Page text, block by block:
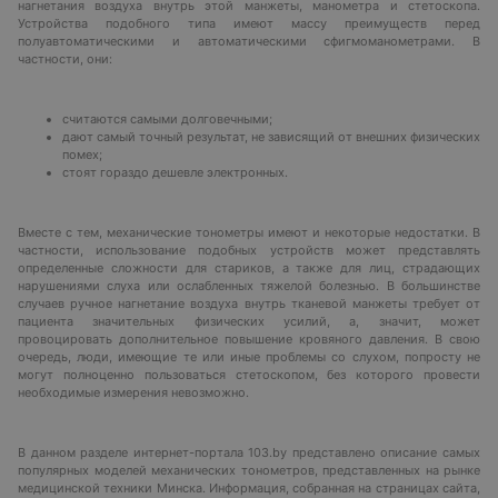
нагнетания воздуха внутрь этой манжеты, манометра и стетоскопа.
Устройства подобного типа имеют массу преимуществ перед
полуавтоматическими и автоматическими сфигмоманометрами. В
частности, они:
считаются самыми долговечными;
дают самый точный результат, не зависящий от внешних физических
помех;
стоят гораздо дешевле электронных.
Вместе с тем, механические тонометры имеют и некоторые недостатки. В
частности, использование подобных устройств может представлять
определенные сложности для стариков, а также для лиц, страдающих
нарушениями слуха или ослабленных тяжелой болезнью. В большинстве
случаев ручное нагнетание воздуха внутрь тканевой манжеты требует от
пациента значительных физических усилий, а, значит, может
провоцировать дополнительное повышение кровяного давления. В свою
очередь, люди, имеющие те или иные проблемы со слухом, попросту не
могут полноценно пользоваться стетоскопом, без которого провести
необходимые измерения невозможно.
В данном разделе интернет-портала 103.by представлено описание самых
популярных моделей механических тонометров, представленных на рынке
медицинской техники Минска. Информация, собранная на страницах сайта,